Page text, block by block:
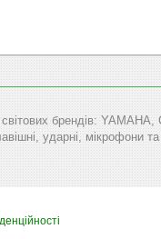
світових брендів:
ударні, мікрофони та